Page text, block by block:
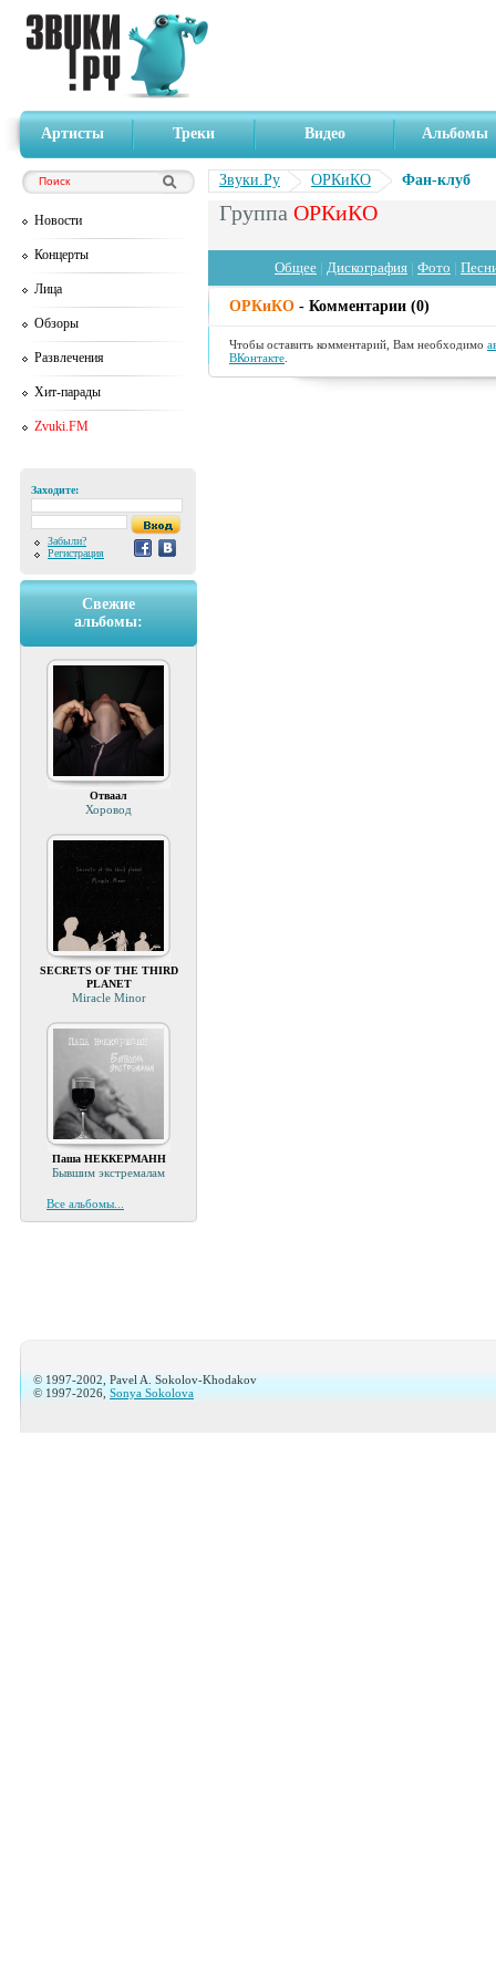
Артисты Треки Видео Альбомы
Новости
Концерты
Лица
Обзоры
Развлечения
Хит-парады
Zvuki.FM
Заходите:
Забыли?
Регистрация
Свежие
альбомы:
Отваал
Хоровод
SECRETS OF THE THIRD
PLANET
Miracle Minor
Паша НЕККЕРМАНН
Бывшим экстремалам
Все альбомы...
Звуки.Ру ОРКиКО Фан-клуб
Группа ОРКиКО
Общее Дискография Фото
ОРКиКО - Комментарии (0)
Чтобы оставить комментарий, Вам необходимо
ВКонтакте
© 1997-2002, Pavel A. Sokolov-Khodakov
© 1997-2026, Sonya Sokolova